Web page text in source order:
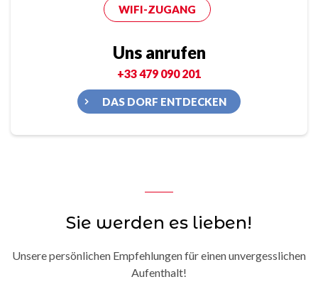
WIFI-ZUGANG
Uns anrufen
+33 479 090 201
DAS DORF ENTDECKEN
Sie werden es lieben!
Unsere persönlichen Empfehlungen für einen unvergesslichen
Aufenthalt!